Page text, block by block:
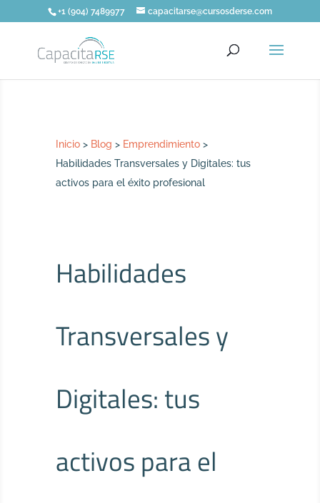
+1 (904) 7489977 capacitarse@cursosderse.com
Inicio > Blog > Emprendimiento >
Habilidades Transversales y Digitales: tus
activos para el éxito profesional
Habilidades
Transversales y
Digitales: tus
activos para el